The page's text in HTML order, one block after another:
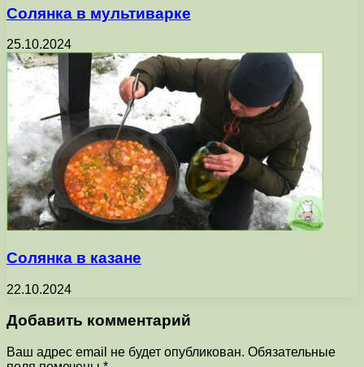
Солянка в мультиварке
25.10.2024
Солянка в казане
22.10.2024
Добавить комментарий
Ваш адрес email не будет опубликован. Обязательные